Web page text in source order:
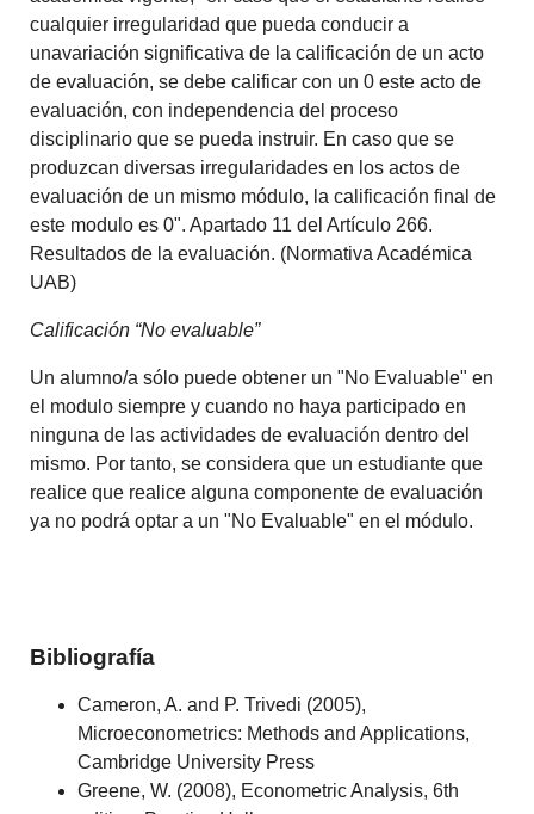
cualquier irregularidad que pueda conducir a
unavariación significativa de la calificación de un acto
de evaluación, se debe calificar con un 0 este acto de
evaluación, con independencia del proceso
disciplinario que se pueda instruir. En caso que se
produzcan diversas irregularidades en los actos de
evaluación de un mismo módulo, la calificación final de
este modulo es 0". Apartado 11 del Artículo 266.
Resultados de la evaluación. (Normativa Académica
UAB)
Calificación “No evaluable”
Un alumno/a sólo puede obtener un "No Evaluable" en
el modulo siempre y cuando no haya participado en
ninguna de las actividades de evaluación dentro del
mismo. Por tanto, se considera que un estudiante que
realice que realice alguna componente de evaluación
ya no podrá optar a un "No Evaluable" en el módulo.
Bibliografía
Cameron, A. and P. Trivedi (2005),
Microeconometrics: Methods and Applications,
Cambridge University Press
Greene, W. (2008), Econometric Analysis, 6th